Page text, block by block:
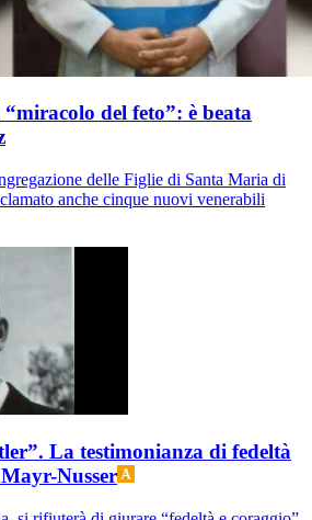
del feto”: è beata
delle Figlie di Santa Maria di
anche cinque nuovi venerabili
La testimonianza di fedeltà
Nusser